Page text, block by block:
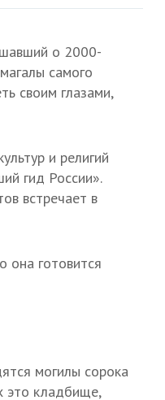
о 2000-
самого
своим глазами,
и религий
гид России».
встречает в
она готовится
могилы сорока
это кладбище,